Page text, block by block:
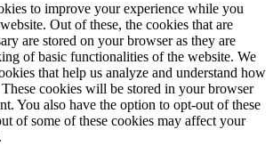
to improve your experience while you
Out of these, the cookies that are
are stored on your browser as they are
of basic functionalities of the website. We
that help us analyze and understand how
cookies will be stored in your browser
You also have the option to opt-out of these
of some of these cookies may affect your